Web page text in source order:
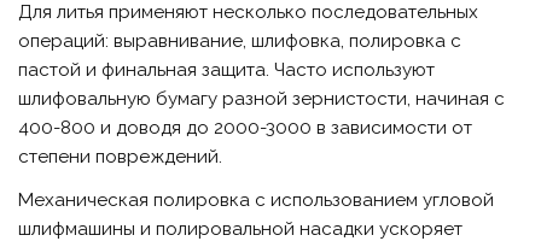
Для литья применяют несколько последовательных
операций: выравнивание, шлифовка, полировка с
пастой и финальная защита. Часто используют
шлифовальную бумагу разной зернистости, начиная с
400-800 и доводя до 2000-3000 в зависимости от
степени повреждений.
Механическая полировка с использованием угловой
шлифмашины и полировальной насадки ускоряет